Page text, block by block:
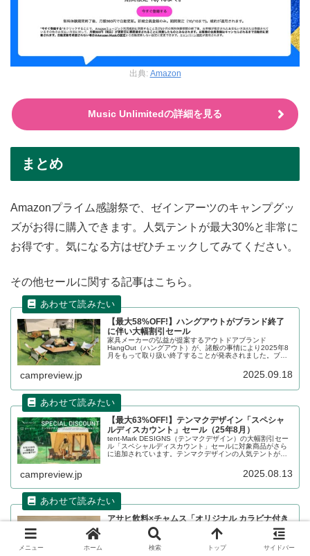
出典: Amazon
Music Unlimitedの詳細を見る
まとめ
Amazonプライム感謝祭で、ゼインアーツのキャンプグッ
ズがお得に購入できます。人気テントが最大30%と非常に
お得です。気になる方はぜひチェックしてみてください。
その他セールに関する記事はこちら。
【最大58%OFF!】ハングアウトがブランド終了
に伴い大幅割引セール
家具メーカーの弘益が提案するアウトドアブランド
HangOut（ハングアウト）が、諸般の事情により2025年8
月をもって取り扱い終了することが発表されました。ブラ
ため、大幅割引セールが行われています。詳細をレビュー
campreview.jp 2025.09.18
【最大63%OFF!】テンマクデザイン「スペシャ
ルディスカウント」セール（25年8月）
tent-Mark DESIGNS（テンマクデザイン）の大幅割引セー
ル「スペシャルディスカウント」セールに対象商品がさら
に追加されています。テンマクデザインの人気テントが最
campreview.jp 2025.08.13
アサヒ飲料×チャムス「オリジナル カラビナ付き
吸水マルチクロス」がもらえるキャンペーン【25
定期的に開催されているアサヒ飲料のキャンペーンです
メニュー ホーム 検索 トップ サイドバー